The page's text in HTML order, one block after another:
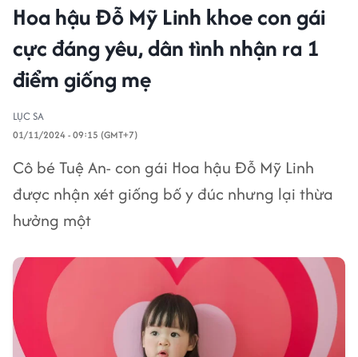
Hoa hậu Đỗ Mỹ Linh khoe con gái
cực đáng yêu, dân tình nhận ra 1
điểm giống mẹ
LỤC SA
01/11/2024 - 09:15 (GMT+7)
Cô bé Tuệ An- con gái Hoa hậu Đỗ Mỹ Linh
được nhận xét giống bố y đúc nhưng lại thừa
hưởng một